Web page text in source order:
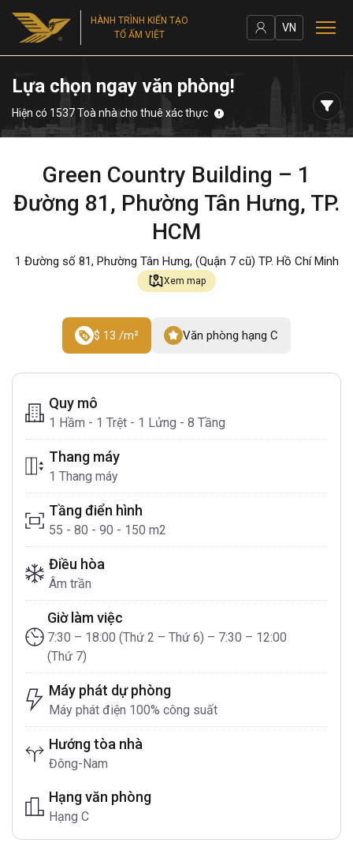
HÀNH TRÌNH KIẾN TẠO
TỔ ẤM VIỆT
VN
Lựa chọn ngay văn phòng!
Hiện có 1537 Toà nhà cho thuê xác thực
Green Country Building – 1
Đường 81, Phường Tân Hưng, TP.
HCM
1 Đường số 81, Phường Tân Hưng, (Quận 7 cũ) TP. Hồ Chí Minh
Xem map
$ 13 /m² Văn phòng hạng C
Quy mô
1 Hầm - 1 Trệt - 1 Lửng - 8 Tầng
Thang máy
1 Thang máy
Tầng điển hình
55 - 80 - 90 - 150 m2
Điều hòa
Âm trần
Giờ làm việc
7:30 – 18:00 (Thứ 2 – Thứ 6) – 7:30 – 12:00
(Thứ 7)
Máy phát dự phòng
Máy phát điện 100% công suất
Hướng tòa nhà
Đông-Nam
Hạng văn phòng
Hạng C